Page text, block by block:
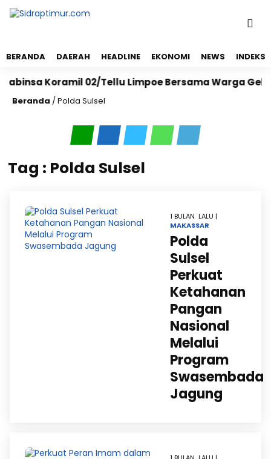
BERANDA DAERAH HEADLINE EKONOMI NEWS INDEKS
Koramil 02/Tellu Limpoe Bersama Warga Gelar
Beranda /Polda Sulsel
Tag : Polda Sulsel
1 BULAN LALU |
MAKASSAR
Polda
Sulsel
Perkuat
Ketahanan
Pangan
Nasional
Melalui
Program
Swasembada
Jagung